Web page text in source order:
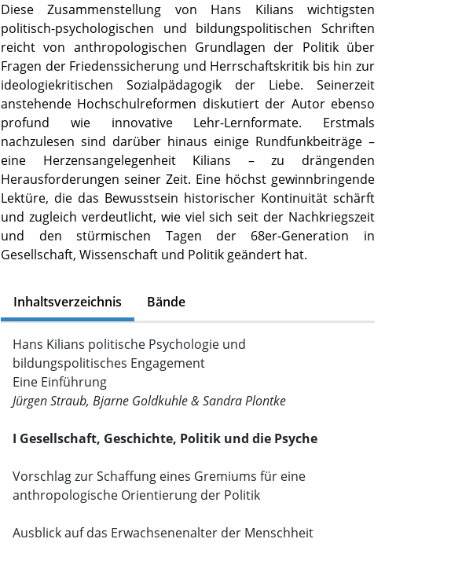
Diese Zusammenstellung von Hans Kilians wichtigsten
politisch-psychologischen und bildungspolitischen Schriften
reicht von anthropologischen Grundlagen der Politik über
Fragen der Friedenssicherung und Herrschaftskritik bis hin zur
ideologiekritischen Sozialpädagogik der Liebe. Seinerzeit
anstehende Hochschulreformen diskutiert der Autor ebenso
profund wie innovative Lehr-Lernformate. Erstmals
nachzulesen sind darüber hinaus einige Rundfunkbeiträge –
eine Herzensangelegenheit Kilians – zu drängenden
Herausforderungen seiner Zeit. Eine höchst gewinnbringende
Lektüre, die das Bewusstsein historischer Kontinuität schärft
und zugleich verdeutlicht, wie viel sich seit der Nachkriegszeit
und den stürmischen Tagen der 68er-Generation in
Gesellschaft, Wissenschaft und Politik geändert hat.
Inhaltsverzeichnis Bände
Hans Kilians politische Psychologie und
bildungspolitisches Engagement
Eine Einführung
Jürgen Straub, Bjarne Goldkuhle & Sandra Plontke
I Gesellschaft, Geschichte, Politik und die Psyche
Vorschlag zur Schaffung eines Gremiums für eine
anthropologische Orientierung der Politik
Ausblick auf das Erwachsenenalter der Menschheit